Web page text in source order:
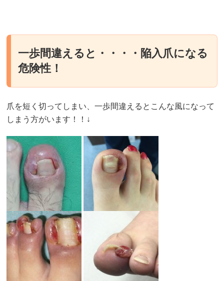
一歩間違えると・・・・陥入爪になる
危険性！
爪を短く切ってしまい、一歩間違えるとこんな風になって
しまう方がいます！！↓